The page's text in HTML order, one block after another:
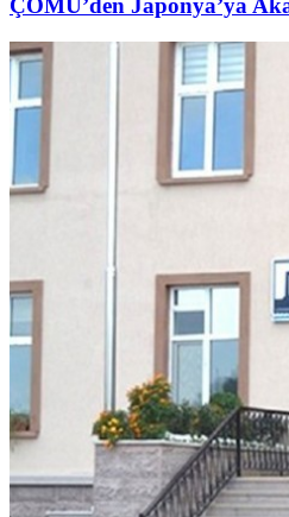
ÇOMÜ’den Japonya’ya